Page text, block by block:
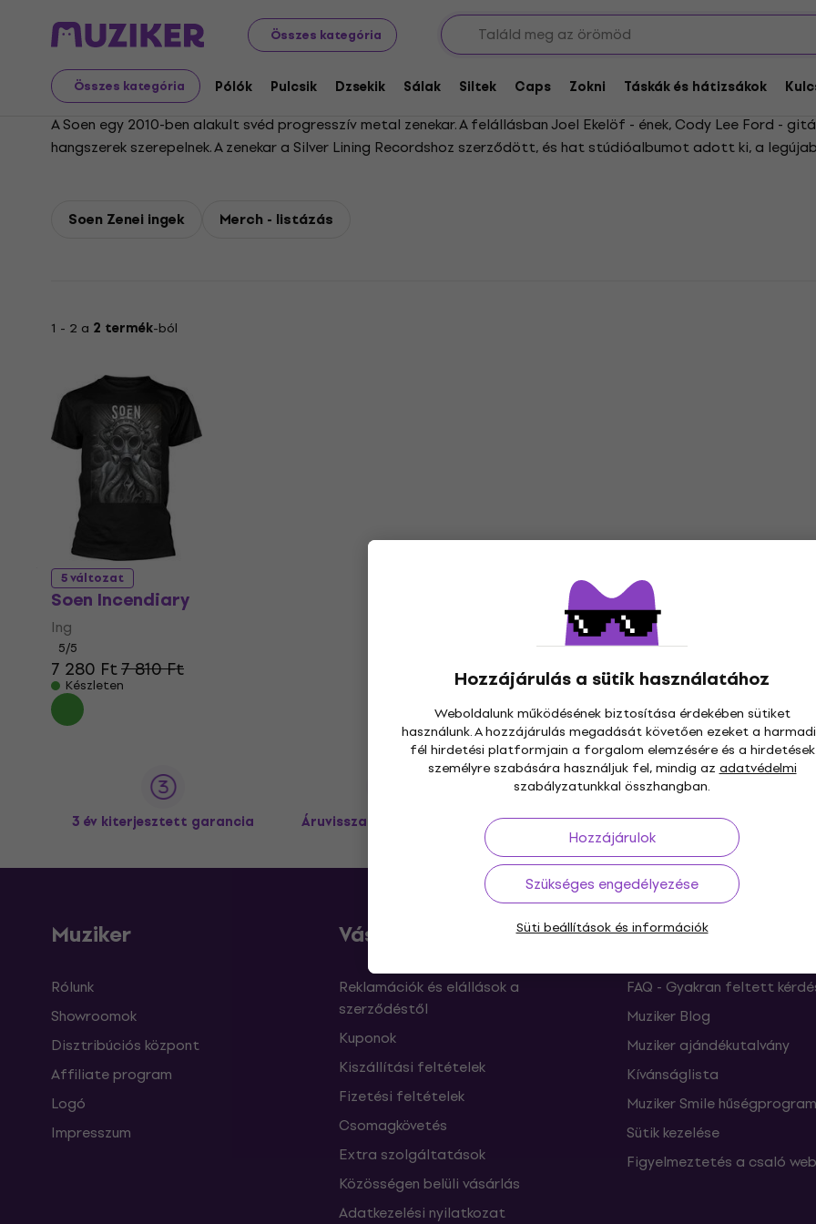
Összes kategória
Összes kategória Pólók Pulcsik Dzsekik Sálak Siltek Caps Zokni Táskák és hátizsákok
Hozzájárulás a sütik használatához
Weboldalunk működésének biztosítása érdekében sütiket
használunk. A hozzájárulás megadását követően ezeket a
fél hirdetési platformjain a forgalom elemzésére és a hirdetések
személyre szabására használjuk fel, mindig azadatvédelmi
szabályzatunkkal összhangban.
Hozzájárulok
Szükséges engedélyezése
Süti beállítások és információk
Soen
A Soen egy 2010-ben alakult svéd progresszív metal zenekar. A felállásban Joel Ekelöf - ének, Cody Lee Ford -
hangszerek szerepelnek. A zenekar a Silver Lining Recordshoz szerződött, és hat stúdióalbumot adott ki, a
Soen Zenei ingek Merch - listázás
1 - 2 a 2 termék-ból
5 változat
Soen Incendiary
Ing
5/5
7 280 Ft7 810 Ft
Készleten
Soen Enchantress
7 480 Ft
3 év kiterjesztett garancia Áruvisszaküldés 30 napig Ingyenes szállítás59 000 Ft -tól
Muziker
Rólunk
Showroomok
Disztribúciós központ
Affiliate program
Logó
Impresszum
Vásárlás
Reklamációk és elállások a
szerződéstől
Kuponok
Kiszállítási feltételek
Fizetési feltételek
Csomagkövetés
Extra szolgáltatások
Közösségen belüli vásárlás
Adatkezelési nyilatkozat
Hasznos
FAQ - Gyakran feltett
Muziker Blog
Muziker ajándékutalvány
Kívánságlista
Muziker Smile hűségprogram
Sütik kezelése
Figyelmeztetés a csaló